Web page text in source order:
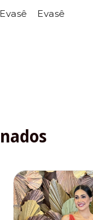
Evasê Evasê